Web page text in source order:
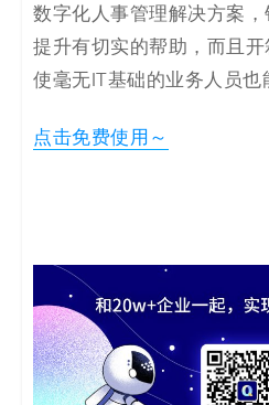
数字化人事管理解决方案
提升有切实的帮助，而且
使毫无IT基础的业务人员也
点击免费使用～